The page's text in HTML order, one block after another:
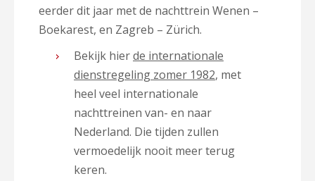
eerder dit jaar met de nachttrein Wenen –
Boekarest, en Zagreb – Zürich.
Bekijk hierde internationale
dienstregeling zomer 1982, met
heel veel internationale
nachttreinen van- en naar
Nederland. Die tijden zullen
vermoedelijk nooit meer terug
keren.